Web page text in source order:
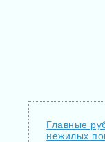
Главные
нежилых